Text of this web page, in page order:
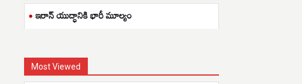
ఇరాన్ యుద్ధానికి భారీ మూల్యం
Most Viewed